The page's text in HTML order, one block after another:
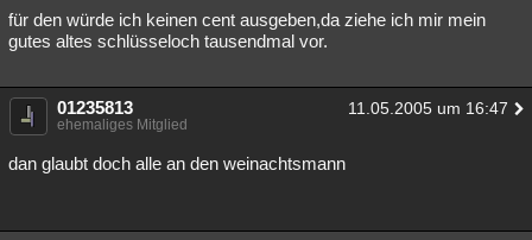
für den würde ich keinen cent ausgeben,da ziehe ich mir mein
gutes altes schlüsseloch tausendmal vor.
01235813 11.05.2005 um 16:47
ehemaliges Mitglied
dan glaubt doch alle an den weinachtsmann